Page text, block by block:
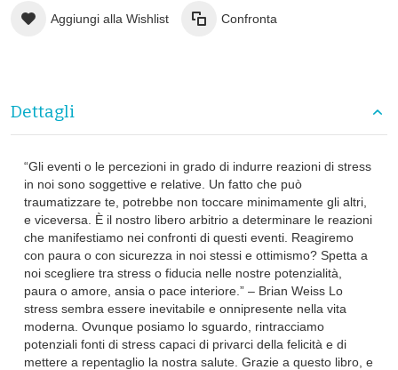
Aggiungi alla Wishlist Confronta
Dettagli
“Gli eventi o le percezioni in grado di indurre reazioni di stress
in noi sono soggettive e relative. Un fatto che può
traumatizzare te, potrebbe non toccare minimamente gli altri,
e viceversa. È il nostro libero arbitrio a determinare le reazioni
che manifestiamo nei confronti di questi eventi. Reagiremo
con paura o con sicurezza in noi stessi e ottimismo? Spetta a
noi scegliere tra stress o fiducia nelle nostre potenzialità,
paura o amore, ansia o pace interiore.” – Brian Weiss Lo
stress sembra essere inevitabile e onnipresente nella vita
moderna. Ovunque posiamo lo sguardo, rintracciamo
potenziali fonti di stress capaci di privarci della felicità e di
mettere a repentaglio la nostra salute. Grazie a questo libro, e